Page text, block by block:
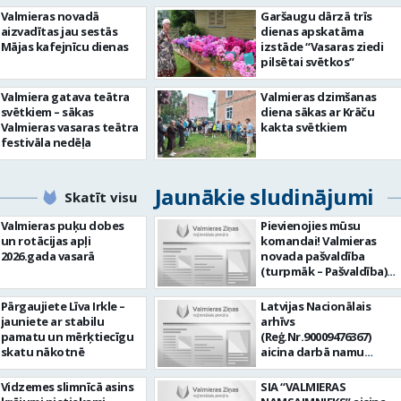
Valmieras novadā
aizvadītas jau sestās
Mājas kafejnīcu dienas
Valmiera gatava teātra
svētkiem – sākas
Valmieras vasaras teātra
festivāla nedēļa
Garšaugu dārzā trīs
dienas apskatāma
izstāde “Vasaras ziedi
pilsētai svētkos”
Valmieras dzimšanas
diena sākas ar Krāču
kakta svētkiem
Skatīt visu Jaunākie sludinājumi
Valmieras puķu dobes
un rotācijas apļi
2026.gada vasarā
Pārgaujiete Līva Irkle –
jauniete ar stabilu
pamatu un mērķtiecīgu
skatu nākotnē
Vidzemes slimnīcā asins
Pievienojies mūsu
komandai! Valmieras
novada pašvaldība
(turpmāk – Pašvaldība)
aicina darbā
Informācijas tehnoloģiju
centra (ITC) informācijas
tehnoloģiju
administratoru/-i (uz
vieta: Rūjienas un
Naukšēnu apvienību
Latvijas Nacionālais
arhīvs
(Reģ.Nr.90009476367)
aicina darbā namu
pārzini (uz nenoteiktu
laiku) Valmieras zonālajā
valsts arhīvā Mēs
SIA “VALMIERAS